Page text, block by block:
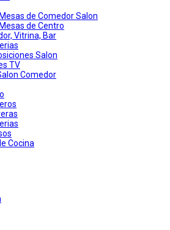
Mesas de Comedor Salon
Mesas de Centro
Vitrina, Bar
Salon
TV
Comedor
Cocina